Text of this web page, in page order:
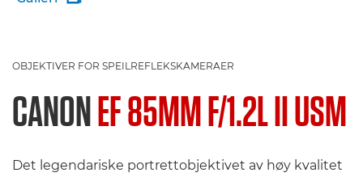
OBJEKTIVER FOR SPEILREFLEKSKAMERAER
CANONEF 85MM F/1.2L II USM
Det legendariske portrettobjektivet av høy kvalitet